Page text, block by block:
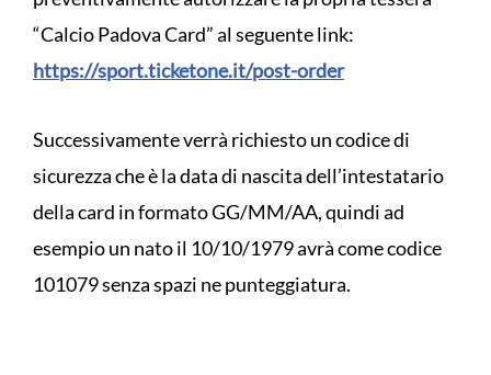
“Calcio Padova Card” al seguente link:
https://sport.ticketone.it/post-order
Successivamente verrà richiesto un codice di
sicurezza che è la data di nascita dell’intestatario
della card in formato GG/MM/AA, quindi ad
esempio un nato il 10/10/1979 avrà come codice
101079 senza spazi ne punteggiatura.